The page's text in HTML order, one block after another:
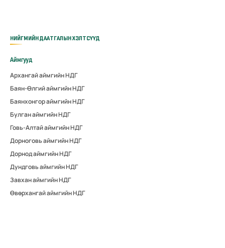
НИЙГМИЙН ДААТГАЛЫН ХЭЛТСҮҮД
Аймгууд
Архангай аймгийн НДГ
Баян-Өлгий аймгийн НДГ
Баянхонгор аймгийн НДГ
Булган аймгийн НДГ
Говь-Алтай аймгийн НДГ
Дорноговь аймгийн НДГ
Дорнод аймгийн НДГ
Дундговь аймгийн НДГ
Завхан аймгийн НДГ
Өвөрхангай аймгийн НДГ